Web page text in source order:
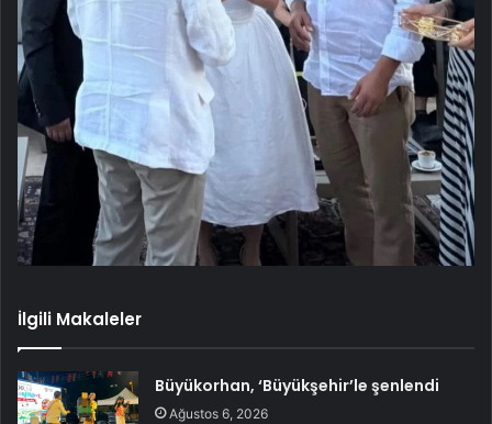
İlgili Makaleler
Büyükorhan, ‘Büyükşehir’le şenlendi
Ağustos 6, 2026